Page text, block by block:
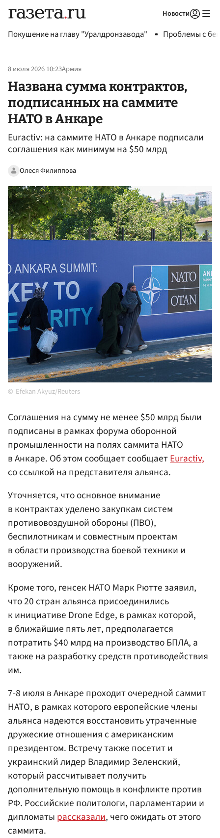
Новости
Покушение на главу "Уралдронзавода" Проблемы с
8 июля 2026 10:23Армия
Названа сумма контрактов,
подписанных на саммите
НАТО в Анкаре
Euractiv: на саммите НАТО в Анкаре подписали
соглашения как минимум на $50 млрд
Олеся Филиппова
Efekan Akyuz/Reuters
Соглашения на сумму не менее $50 млрд были
подписаны в рамках форума оборонной
промышленности на полях саммита НАТО
в Анкаре. Об этом сообщает сообщаетEuractiv,
со ссылкой на представителя альянса.
Уточняется, что основное внимание
в контрактах уделено закупкам систем
противовоздушной обороны (ПВО),
беспилотникам и совместным проектам
в области производства боевой техники и
вооружений.
Кроме того, генсек НАТО Марк Рютте заявил,
что 20 стран альянса присоединились
к инициативе Drone Edge, в рамках которой,
в ближайшие пять лет, предполагается
потратить $40 млрд на производство БПЛА, а
также на разработку средств противодействия
им.
7-8 июля в Анкаре проходит очередной саммит
НАТО, в рамках которого европейские члены
альянса надеются восстановить утраченные
дружеские отношения с американским
президентом. Встречу также посетит и
украинский лидер Владимир Зеленский,
который рассчитывает получить
дополнительную помощь в конфликте против
РФ. Российские политологи, парламентарии и
дипломаты рассказали, чего ожидать от этого
саммита.